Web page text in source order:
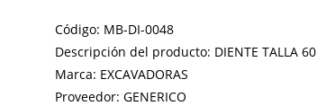
Código: MB-DI-0048
Descripción del producto: DIENTE TALLA 60
Marca: EXCAVADORAS
Proveedor: GENERICO